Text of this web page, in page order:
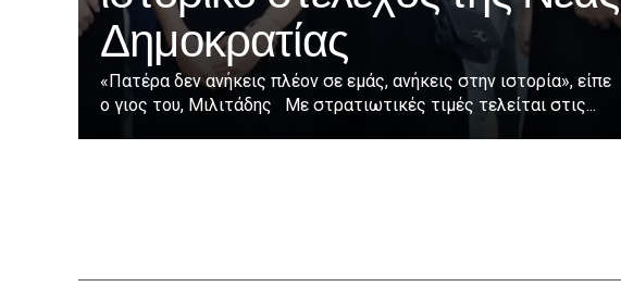
Δημοκρατίας
«Πατέρα δεν ανήκεις πλέον σε εμάς, ανήκεις στην ιστορία», είπε
ο γιος του, Μιλιτάδης Με στρατιωτικές τιμές τελείται στις...